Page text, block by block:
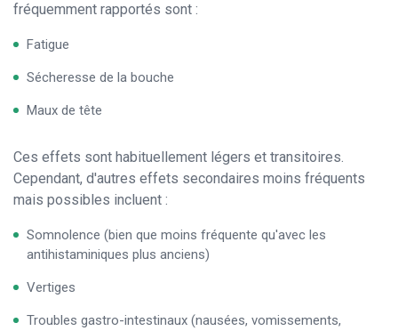
fréquemment rapportés sont :
Fatigue
Sécheresse de la bouche
Maux de tête
Ces effets sont habituellement légers et transitoires.
Cependant, d'autres effets secondaires moins fréquents
mais possibles incluent :
Somnolence (bien que moins fréquente qu'avec les
antihistaminiques plus anciens)
Vertiges
Troubles gastro-intestinaux (nausées, vomissements,